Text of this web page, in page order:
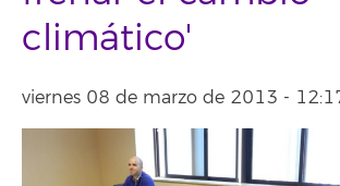
climático'
viernes 08 de marzo de 2013 -